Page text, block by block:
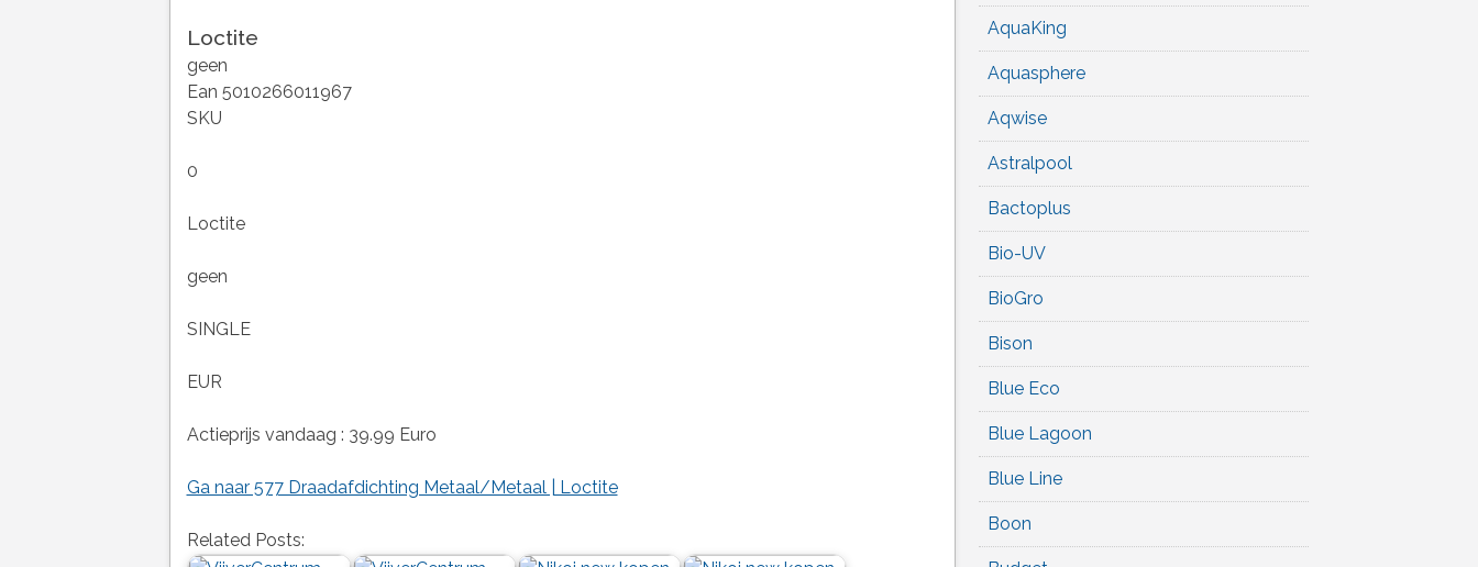
Loctite
geen
Ean 5010266011967
SKU
0
Loctite
geen
SINGLE
EUR
Actieprijs vandaag : 39.99 Euro
Ga naar 577 Draadafdichting Metaal/Metaal | Loctite
Related Posts:
AquaKing
Aquasphere
Aqwise
Astralpool
Bactoplus
Bio-UV
BioGro
Bison
Blue Eco
Blue Lagoon
Blue Line
Boon